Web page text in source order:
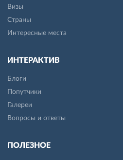
Визы
Страны
Интересные места
ИНТЕРАКТИВ
Блоги
Попутчики
Галереи
Вопросы и ответы
ПОЛЕЗНОЕ